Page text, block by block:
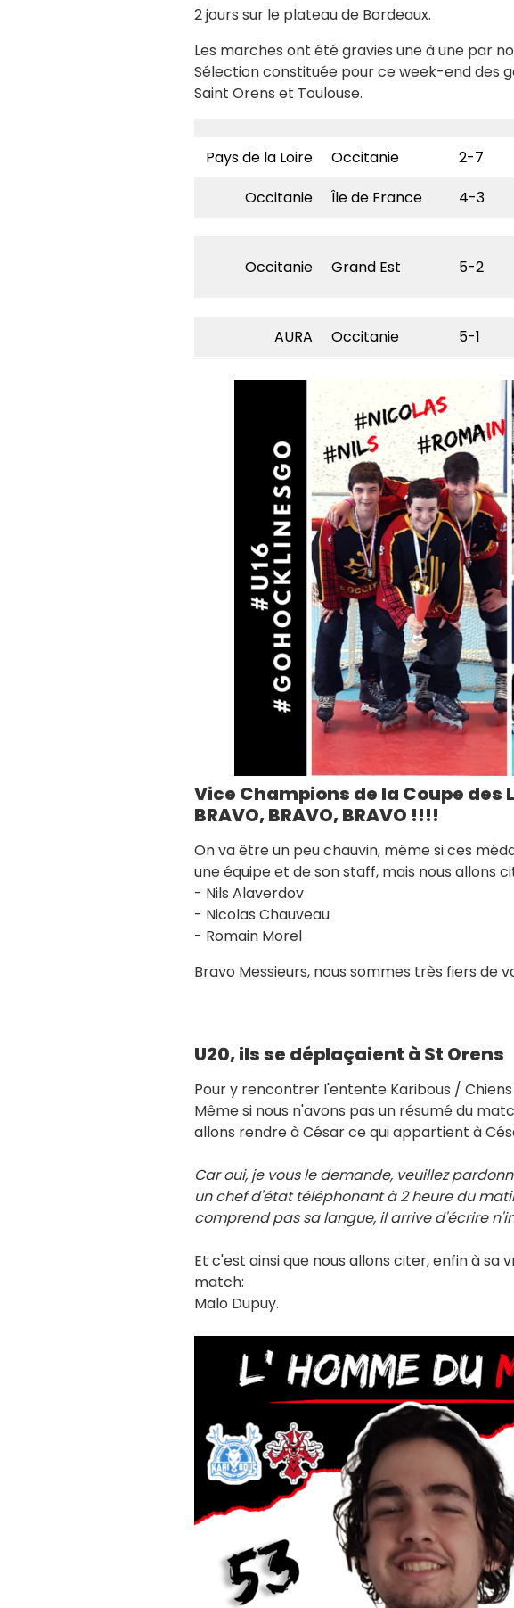
2 jours sur le plateau de Bordeaux.
Les marches ont été gravies une à une par
Sélection constituée pour ce week-end des
Saint Orens et Toulouse.
Pays de la Loire Occitanie 2-7
Occitanie
Île de France 4-3
Occitanie Grand Est 5-2
AURA Occitanie 5-1
Vice Champions de la Coupe des
BRAVO, BRAVO, BRAVO !!!!
On va être un peu chauvin, même si ces
une équipe et de son staff, mais nous allons
- Nils Alaverdov
- Nicolas Chauveau
- Romain Morel
Bravo Messieurs, nous sommes très fiers de
U20, ils se déplaçaient à St Orens
Pour y rencontrer l'entente Karibous / Chiens
Même si nous n'avons pas un résumé du
allons rendre à César ce qui appartient à
Car oui, je vous le demande, veuillez
un chef d'état téléphonant à 2 heure du
comprend pas sa langue, il arrive d'écrire
Et c'est ainsi que nous allons citer, enfin à sa
match:
Malo Dupuy.